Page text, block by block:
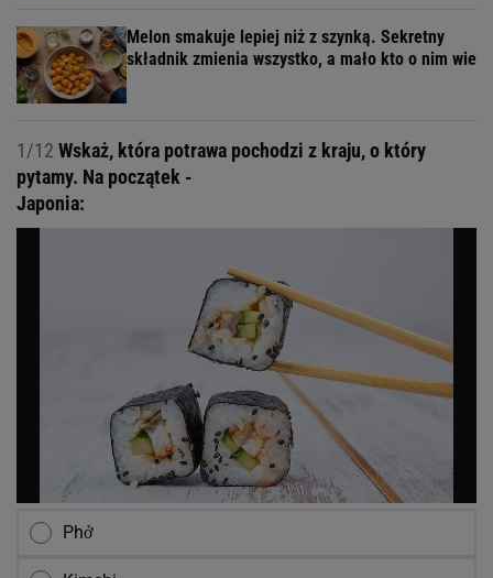
Melon smakuje lepiej niż z szynką. Sekretny
składnik zmienia wszystko, a mało kto o nim wie
1/12 Wskaż, która potrawa pochodzi z kraju, o który
pytamy. Na początek -
Japonia:
Phở